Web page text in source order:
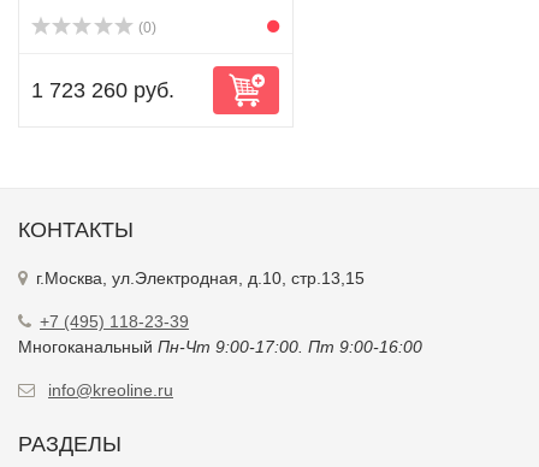
(0)
1 723 260 руб.
КОНТАКТЫ
г.Москва, ул.Электродная, д.10, стр.13,15
+7 (495) 118-23-39
Многоканальный Пн-Чт 9:00-17:00. Пт 9:00-16:00
info@kreoline.ru
РАЗДЕЛЫ